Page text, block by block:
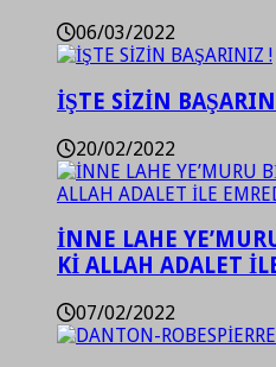
06/03/2022
İŞTE SİZİN
20/02/2022
İNNE LAHE
Kİ ALLAH ADALET
07/02/2022